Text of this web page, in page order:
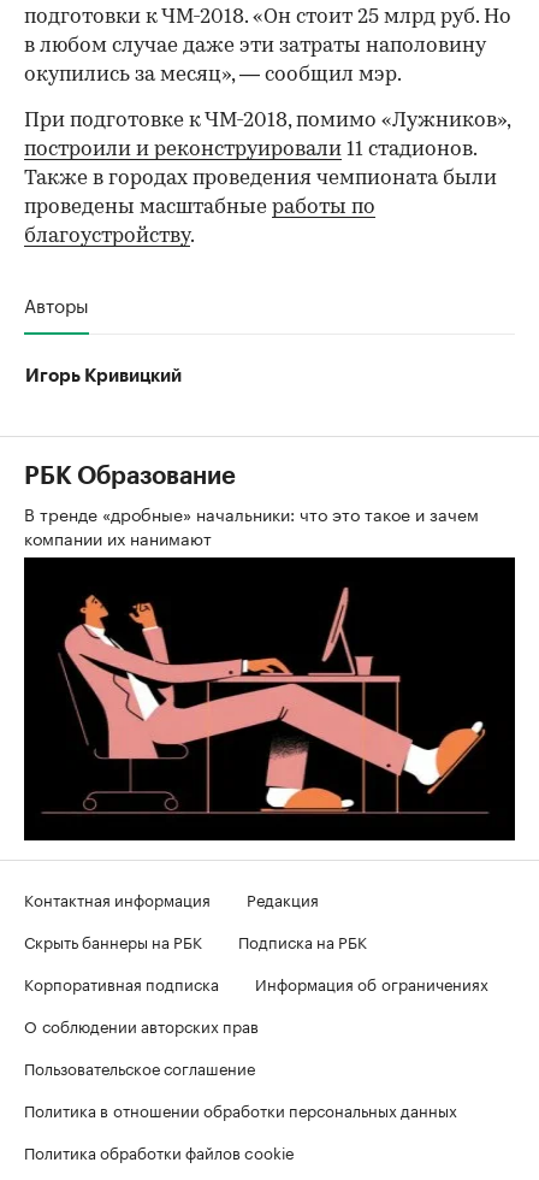
подготовки к ЧМ-2018. «Он стоит 25 млрд руб. Но
в любом случае даже эти затраты наполовину
окупились за месяц», — сообщил мэр.
При подготовке к ЧМ-2018, помимо «Лужников»,
построили и реконструировали 11 стадионов.
Также в городах проведения чемпионата были
проведены масштабные работы по
благоустройству.
Авторы
Игорь Кривицкий
РБК Образование
В тренде «дробные» начальники: что это такое и зачем
компании их нанимают
Контактная информация
Редакция
Скрыть баннеры на РБК
Подписка на РБК
Корпоративная подписка
Информация об ограничениях
О соблюдении авторских прав
Пользовательское соглашение
Политика в отношении обработки персональных данных
Политика обработки файлов cookie